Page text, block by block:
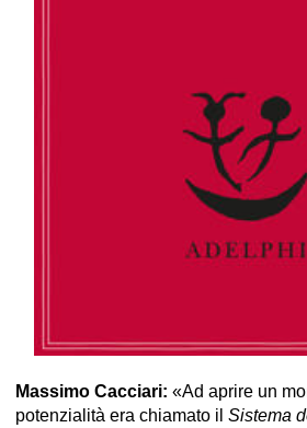
Massimo Cacciari: «Ad aprire un
potenzialità era chiamato il Sistema